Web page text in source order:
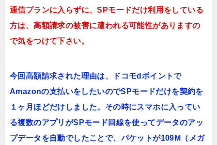
通信プランに入らずに、SPモードだけ利用をしている
方は、高額請求の被害に遭われる可能性がありますの
で気をつけて下さい。
今回高額請求された理由は、ドコモdポイントで
Amazonの支払いをしたいのでSPモードだけを契約を
１ヶ月ほどだけしました。その時にスマホに入ってい
る複数のアプリがSPモード回線を使ってデータのアッ
プデータを自動でしたことで、パケットが109M（メガ